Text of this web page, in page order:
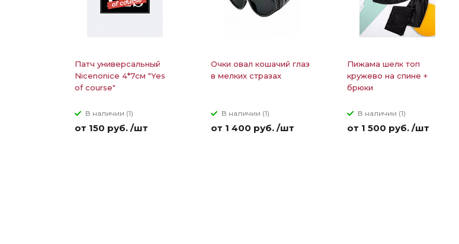
Патч универсальный
Nicenonice 4*7см "Yes
of course"
В наличии (1)
от 150 руб. /шт
Очки овал кошачий глаз
в мелких стразах
В наличии (1)
от 1 400 руб. /шт
Пижама шелк топ
кружево на спине +
брюки
В наличии (1)
от 1 500 руб. /шт